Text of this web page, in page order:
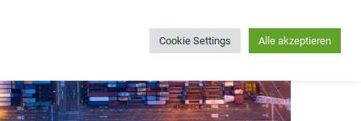
Cookie Settings Alle akzeptieren